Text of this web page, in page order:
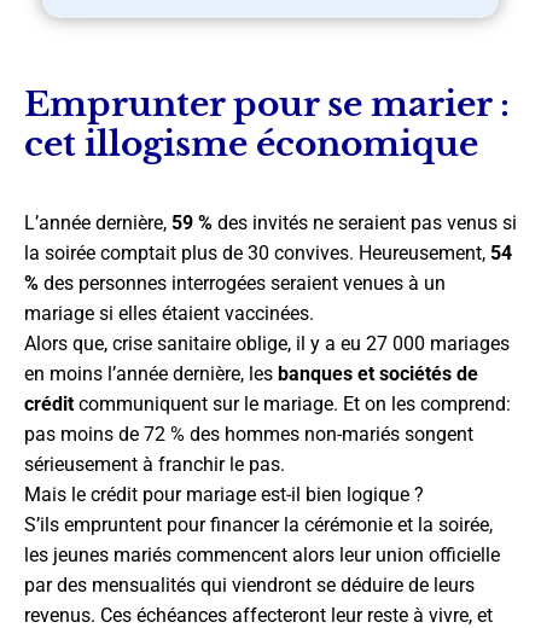
Emprunter pour se marier :
cet illogisme économique
L’année dernière, 59 % des invités ne seraient pas venus si
la soirée comptait plus de 30 convives. Heureusement, 54
% des personnes interrogées seraient venues à un
mariage si elles étaient vaccinées.
Alors que, crise sanitaire oblige, il y a eu 27 000 mariages
en moins l’année dernière, les banques et sociétés de
crédit communiquent sur le mariage. Et on les comprend:
pas moins de 72 % des hommes non-mariés songent
sérieusement à franchir le pas.
Mais le crédit pour mariage est-il bien logique ?
S’ils empruntent pour financer la cérémonie et la soirée,
les jeunes mariés commencent alors leur union officielle
par des mensualités qui viendront se déduire de leurs
revenus. Ces échéances affecteront leur reste à vivre, et